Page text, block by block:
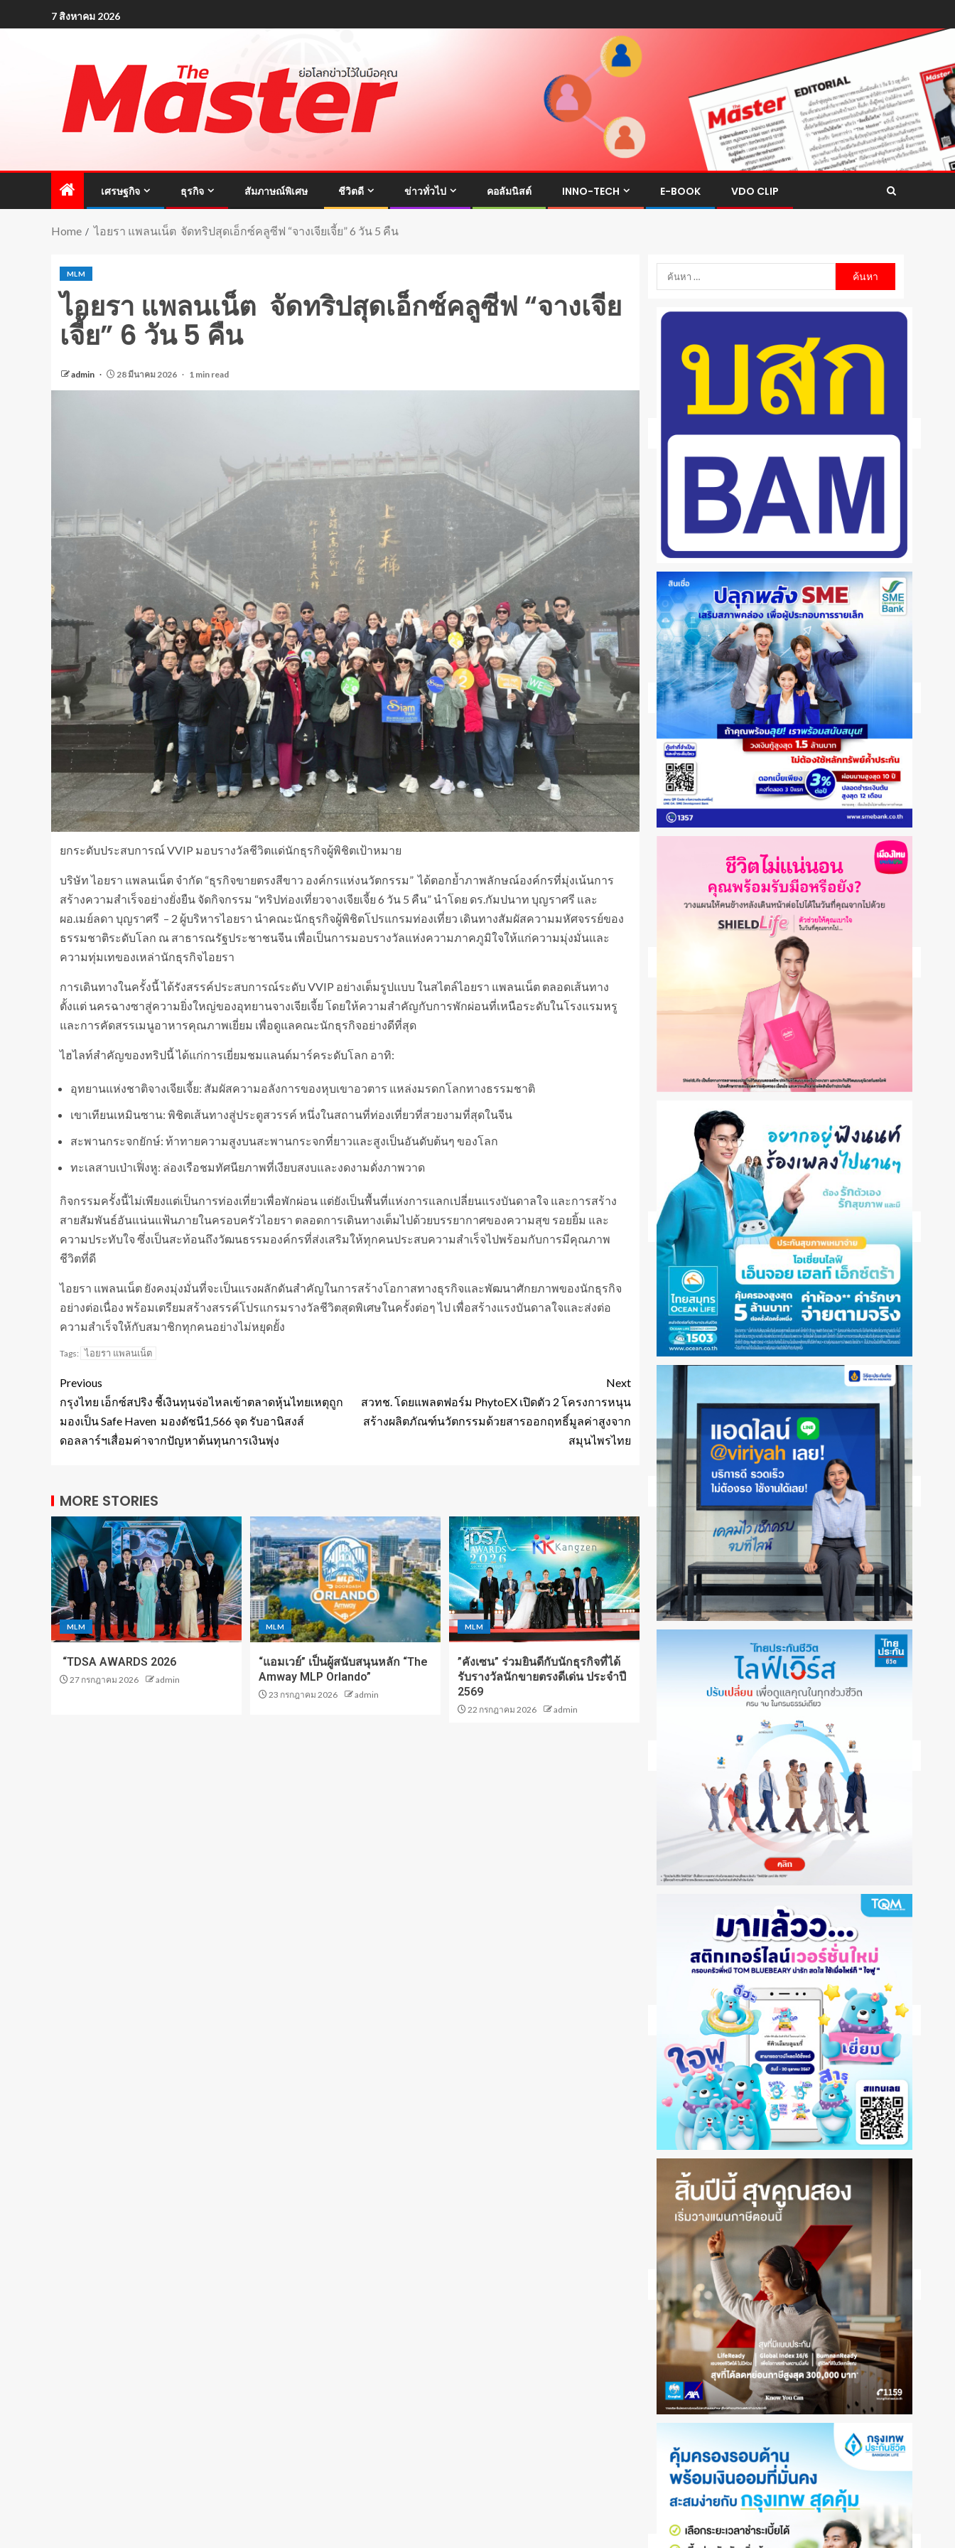
7 สิงหาคม 2026
เศรษฐกิจ ธุรกิจ สัมภาษณ์พิเศษ ชีวิตดี ข่าวทั่วไป คอลัมนิสต์ INNO-TECH E-BOOK VDO CLIP
Home ไอยรา แพลนเน็ต จัดทริปสุดเอ็กซ์คลูซีฟ “จางเจียเจี้ย” 6 วัน 5 คืน
MLM
ไอยรา แพลนเน็ต จัดทริปสุดเอ็กซ์คลูซีฟ “จางเจีย
เจี้ย” 6 วัน 5 คืน
admin 28 มีนาคม 2026 1 min read
ยกระดับประสบการณ์ VVIP มอบรางวัลชีวิตแด่นักธุรกิจผู้พิชิตเป้าหมาย
บริษัท ไอยรา แพลนเน็ต จำกัด “ธุรกิจขายตรงสีขาว องค์กรแห่งนวัตกรรม” ได้ตอกย้ำภาพลักษณ์องค์กรที่มุ่งเน้นการ
สร้างความสำเร็จอย่างยั่งยืน จัดกิจกรรม “ทริปท่องเที่ยวจางเจียเจี้ย 6 วัน 5 คืน” นำโดย ดร.กัมปนาท บุญราศรี และ
ผอ.เมย์ลดา บุญราศรี – 2 ผู้บริหารไอยรา นำคณะนักธุรกิจผู้พิชิตโปรแกรมท่องเที่ยว เดินทางสัมผัสความมหัศจรรย์ของ
ธรรมชาติระดับโลก ณ สาธารณรัฐประชาชนจีน เพื่อเป็นการมอบรางวัลแห่งความภาคภูมิใจให้แก่ความมุ่งมั่นและ
ความทุ่มเทของเหล่านักธุรกิจไอยรา
การเดินทางในครั้งนี้ ได้รังสรรค์ประสบการณ์ระดับ VVIP อย่างเต็มรูปแบบ ในสไตล์ไอยรา แพลนเน็ต ตลอดเส้นทาง
ตั้งแต่ นครฉางซาสู่ความยิ่งใหญ่ของอุทยานจางเจียเจี้ย โดยให้ความสำคัญกับการพักผ่อนที่เหนือระดับในโรงแรมหรู
และการคัดสรรเมนูอาหารคุณภาพเยี่ยม เพื่อดูแลคณะนักธุรกิจอย่างดีที่สุด
ไฮไลท์สำคัญของทริปนี้ ได้แก่การเยี่ยมชมแลนด์มาร์คระดับโลก อาทิ:
อุทยานแห่งชาติจางเจียเจี้ย: สัมผัสความอลังการของหุบเขาอวตาร แหล่งมรดกโลกทางธรรมชาติ
เขาเทียนเหมินซาน: พิชิตเส้นทางสู่ประตูสวรรค์ หนึ่งในสถานที่ท่องเที่ยวที่สวยงามที่สุดในจีน
สะพานกระจกยักษ์: ท้าทายความสูงบนสะพานกระจกที่ยาวและสูงเป็นอันดับต้นๆ ของโลก
ทะเลสาบเป่าเฟิ่งหู: ล่องเรือชมทัศนียภาพที่เงียบสงบและงดงามดั่งภาพวาด
กิจกรรมครั้งนี้ไม่เพียงแต่เป็นการท่องเที่ยวเพื่อพักผ่อน แต่ยังเป็นพื้นที่แห่งการแลกเปลี่ยนแรงบันดาลใจ และการสร้าง
สายสัมพันธ์อันแน่นแฟ้นภายในครอบครัวไอยรา ตลอดการเดินทางเต็มไปด้วยบรรยากาศของความสุข รอยยิ้ม และ
ความประทับใจ ซึ่งเป็นสะท้อนถึงวัฒนธรรมองค์กรที่ส่งเสริมให้ทุกคนประสบความสำเร็จไปพร้อมกับการมีคุณภาพ
ชีวิตที่ดี
ไอยรา แพลนเน็ต ยังคงมุ่งมั่นที่จะเป็นแรงผลักดันสำคัญในการสร้างโอกาสทางธุรกิจและพัฒนาศักยภาพของนักธุรกิจ
อย่างต่อเนื่อง พร้อมเตรียมสร้างสรรค์โปรแกรมรางวัลชีวิตสุดพิเศษในครั้งต่อๆ ไป เพื่อสร้างแรงบันดาลใจและส่งต่อ
ความสำเร็จให้กับสมาชิกทุกคนอย่างไม่หยุดยั้ง
Tags: ไอยรา แพลนเน็ต
Previous
กรุงไทย เอ็กซ์สปริง ชี้เงินทุนจ่อไหลเข้าตลาดหุ้นไทยเหตุถูก
มองเป็น Safe Haven มองดัชนี1,566 จุด รับอานิสงส์
ดอลลาร์ฯเสื่อมค่าจากปัญหาต้นทุนการเงินพุ่ง
Next
สวทช. โดยแพลตฟอร์ม PhytoEX เปิดตัว 2 โครงการหนุน
สร้างผลิตภัณฑ์นวัตกรรมด้วยสารออกฤทธิ์มูลค่าสูงจาก
สมุนไพรไทย
MORE STORIES
MLM
“TDSA AWARDS 2026
27 กรกฎาคม 2026 admin
MLM
“แอมเวย์” เป็นผู้สนับสนุนหลัก “The
Amway MLP Orlando”
23 กรกฎาคม 2026 admin
MLM
”คังเซน” ร่วมยินดีกับนักธุรกิจที่ได้
รับรางวัลนักขายตรงดีเด่น ประจำปี
2569
22 กรกฎาคม 2026 admin